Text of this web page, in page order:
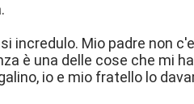
incredulo. Mio padre non
è una delle cose che mi
io e mio fratello lo